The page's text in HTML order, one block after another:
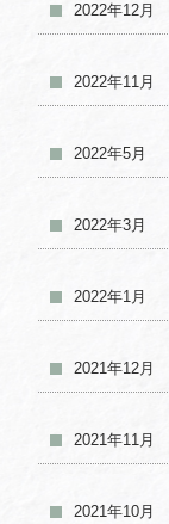
2022年12月
2022年11月
2022年5月
2022年3月
2022年1月
2021年12月
2021年11月
2021年10月